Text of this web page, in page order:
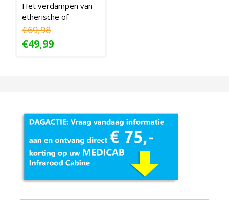
Het verdampen van
etherische of
essentiële oliën kunt u
doen om de heerlijke
g..
€69,98
€49,99